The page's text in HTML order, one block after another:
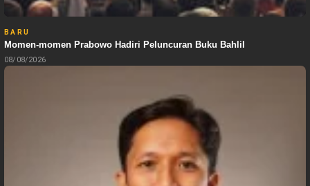
BARU
Momen-momen Prabowo Hadiri Peluncuran Buku Bahlil
08/08/2026